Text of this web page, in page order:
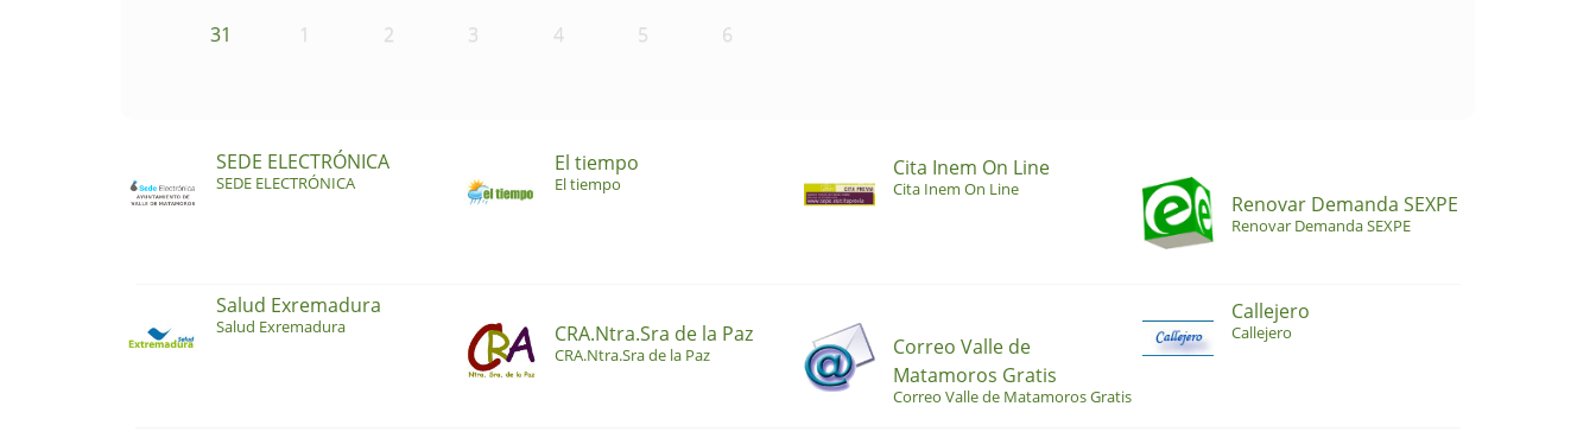
31 1 2 3 4 5 6
SEDE ELECTRÓNICA
SEDE ELECTRÓNICA
El tiempo
El tiempo
Cita Inem On Line
Cita Inem On Line
Renovar Demanda SEXPE
Renovar Demanda SEXPE
Salud Exremadura
Salud Exremadura CRA.Ntra.Sra de la Paz
CRA.Ntra.Sra de la Paz
Correo Valle de
Matamoros Gratis
Correo Valle de Matamoros Gratis
Callejero
Callejero